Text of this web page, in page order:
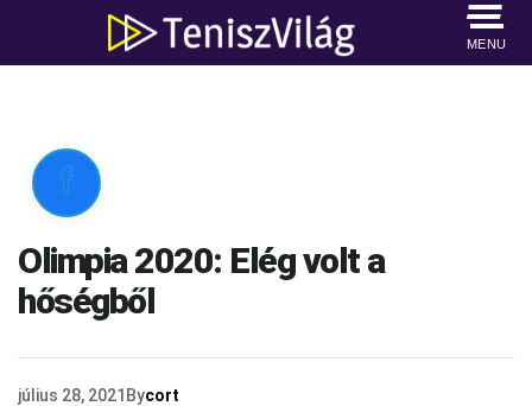
MENU

Olimpia 2020: Elég volt a
hőségből
július 28, 2021 Bycort